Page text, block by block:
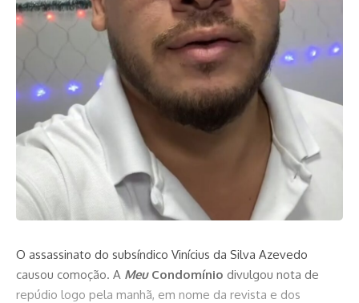
O assassinato do subsíndico Vinícius da Silva Azevedo
causou comoção. A MeuCondomínio divulgou nota de
repúdio logo pela manhã, em nome da revista e dos